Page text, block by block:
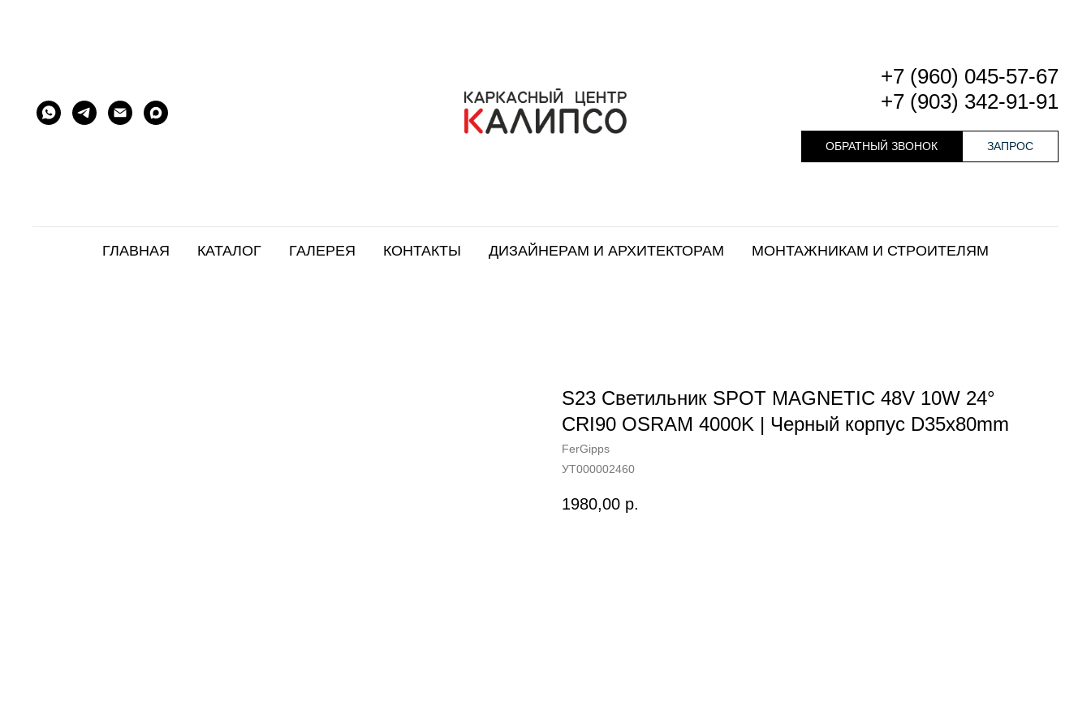
+7 (960) 045-57-67
+7 (903) 342-91-91
ОБРАТНЫЙ ЗВОНОК ЗАПРОС
ГЛАВНАЯ КАТАЛОГ ГАЛЕРЕЯ КОНТАКТЫ ДИЗАЙНЕРАМ И АРХИТЕКТОРАМ МОНТАЖНИКАМ И СТРОИТЕЛЯМ
S23 Светильник SPOT MAGNETIC 48V 10W 24°
CRI90 OSRAM 4000K | Черный корпус D35х80mm
FerGipps
УТ000002460
1980,00 р.